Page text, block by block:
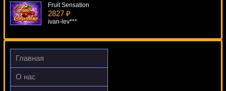
Fruit Sensation
2827 ₽
ivan-lev***
Shaaark Superbet
1608 ₽
Главная
О нас